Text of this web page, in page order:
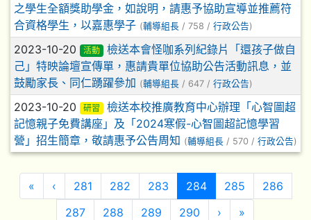
之學生全額獎助學金，如說明，請惠予協助宣導並推薦符
合資格學生，以嘉惠學子 (輔導組長 / 758 / 行政公告)
2023-10-20 活動
檢送本會怪咖系列紀錄片「還孩子做自
己」特映論壇宣傳單，惠請貴單位協助公告活動訊息，並
鼓勵家長、同仁踴躍參加 (輔導組長 / 647 / 行政公告)
2023-10-20 研習
檢送本校推廣教育中心辦理「心智圖超
記憶親子免費講座」及「2024寒假-心智圖超記憶學習
營」招生簡章，敬請惠予公告周知 (輔導組長 / 570 / 行政公告)
«第一頁
‹上一頁
281 282 283 284(目前頁次)
285
286
287
288 289 290 › 下一頁
»